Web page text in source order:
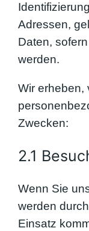
Adressen,
Daten,
werden.
Wir erheben,
Zwecken:
2.1
Wenn Sie
werden
Einsatz